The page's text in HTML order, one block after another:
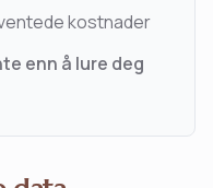
kostnader
enn å lure deg